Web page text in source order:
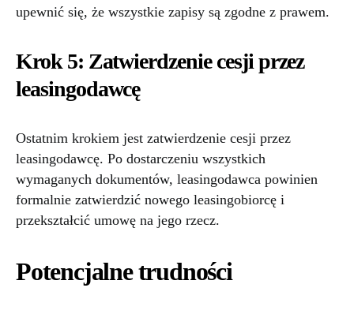
upewnić się, że wszystkie zapisy są zgodne z prawem.
Krok 5: Zatwierdzenie cesji przez
leasingodawcę
Ostatnim krokiem jest zatwierdzenie cesji przez
leasingodawcę. Po dostarczeniu wszystkich
wymaganych dokumentów, leasingodawca powinien
formalnie zatwierdzić nowego leasingobiorcę i
przekształcić umowę na jego rzecz.
Potencjalne trudności